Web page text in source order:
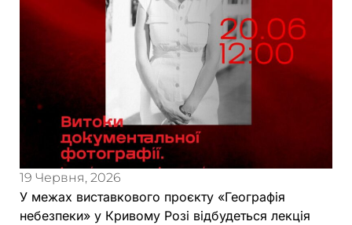
19 Червня, 2026
У межах виставкового проєкту «Географія
небезпеки» у Кривому Розі відбудеться лекція